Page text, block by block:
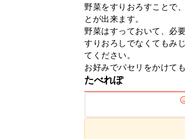
野菜をすりおろすことで
とが出来ます。
野菜はすっておいて、必
すりおろしでなくてもみ
てください。
お好みでパセリをかけて
たべれぽ